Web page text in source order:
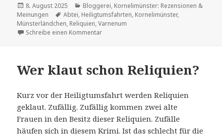
Veröffentlicht
am
8. August 2025 Kategorien
Bloggerei, Kornelimünster: Rezensionen &
Meinungen
Schlagwörter
Abtei, Heiligtumsfahrten, Kornelimünster,
Münsterländchen, Reliquien,Varnenum
Schreibe einen Kommentarzu Kornelimünster. Nicht nur die
Wer klaut schon Reliquien?
Kurz vor der Heiligtumsfahrt werden Reliquien
geklaut. Zufällig. Zufällig kommen zwei alte
Frauen in den Besitz dieser Reliquien. Zufälle
häufen sich in diesem Krimi. Ist das schlecht für die